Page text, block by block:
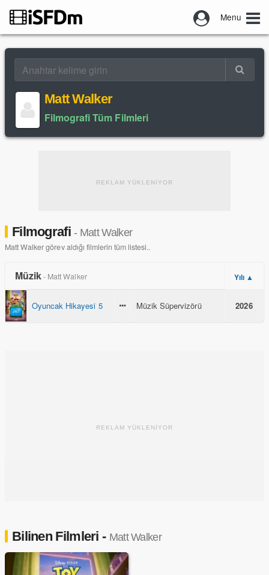
Menu
Matt Walker
Filmografi Tüm Filmleri
REKLAM YÜKLENİYOR
Filmografi- Matt Walker
Matt Walker görev aldığı filmlerin tüm listesi..
Müzik- Matt Walker Yılı ▲
Oyuncak Hikayesi 5 Müzik Süpervizörü 2026
REKLAM YÜKLENİYOR
Bilinen Filmleri - Matt Walker